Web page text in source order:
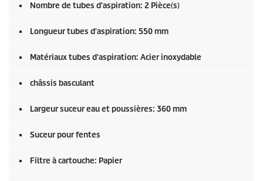
Nombre de tubes d'aspiration: 2 Pièce(s)
Longueur tubes d'aspiration: 550 mm
Matériaux tubes d'aspiration: Acier inoxydable
châssis basculant
Largeur suceur eau et poussières: 360 mm
Suceur pour fentes
Filtre à cartouche: Papier